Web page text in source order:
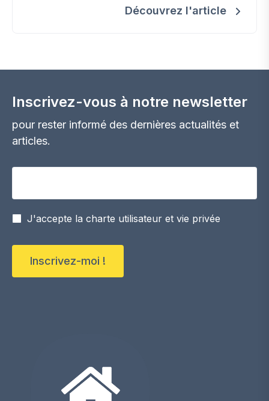
durables en une réalité tangible. Rêver ne suffit
Découvrez l'article
Inscrivez-vous à notre newsletter
pour rester informé des dernières actualités et
articles.
J'accepte la charte utilisateur et vie privée
Inscrivez-moi !